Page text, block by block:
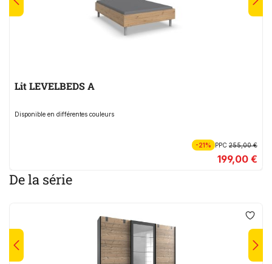
Lit LEVELBEDS A
Disponible en différentes couleurs
-21% PPC255,00 €
199,00 €
De la série